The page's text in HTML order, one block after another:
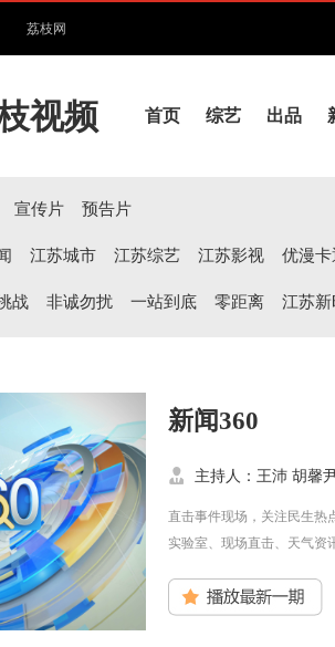
荔枝网
视频 首页 综艺 出品
宣传片 预告片
江苏城市 江苏综艺 江苏影视 优漫卡
战 非诚勿扰 一站到底 零距离 江苏新
新闻360
主持人：王沛 胡馨
直击事件现场，关注民生热
实验室、现场直击、天气资